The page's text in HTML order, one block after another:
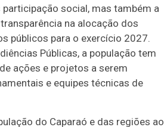
participação social, mas também a
na alocação dos
públicos para o exercício 2027.
Públicas, a população tem
ações e projetos a serem
e equipes técnicas de
do Caparaó e das regiões ao